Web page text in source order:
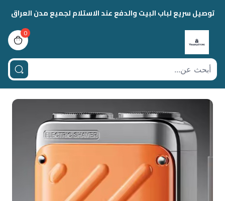
توصيل سريع لباب البيت والدفع عند الاستلام لجميع مدن العراق
0
bag